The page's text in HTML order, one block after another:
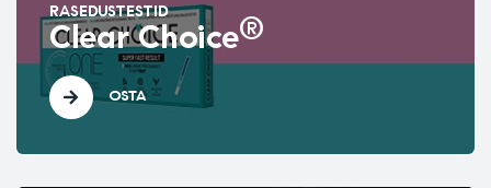
RASEDUSTESTID
Clear Choice®
OSTA